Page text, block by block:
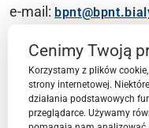
e-mail:
Contact
Cenimy Twoją
Korzystamy z plików
strony internetowej.
działania podstawowych
przeglądarce. Używamy